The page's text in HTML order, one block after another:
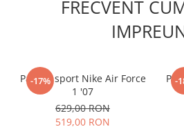
FRECVENT
-17%
Pantofi sport Nike Air Force
1 '07
629,00 RON
519,00 RON
-